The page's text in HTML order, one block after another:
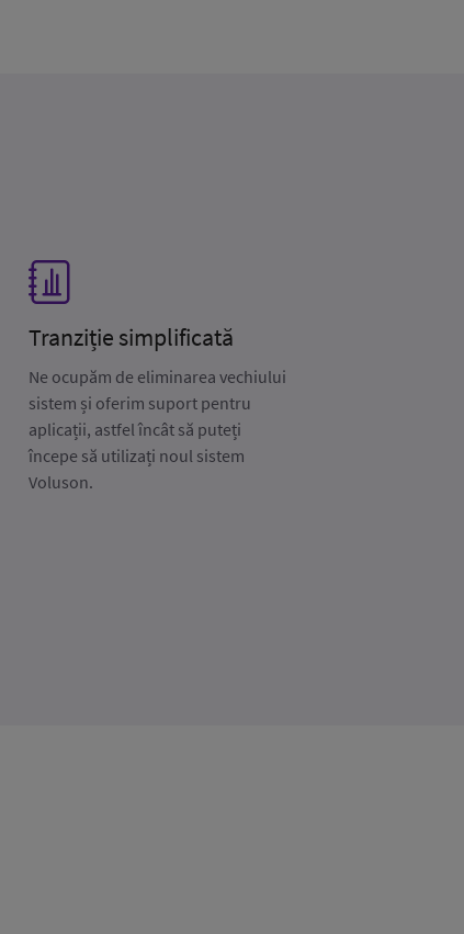
Tranziție simplificată
Ne ocupăm de eliminarea vechiului
sistem și oferim suport pentru
aplicații, astfel încât să puteți
începe să utilizați noul sistem
Voluson.